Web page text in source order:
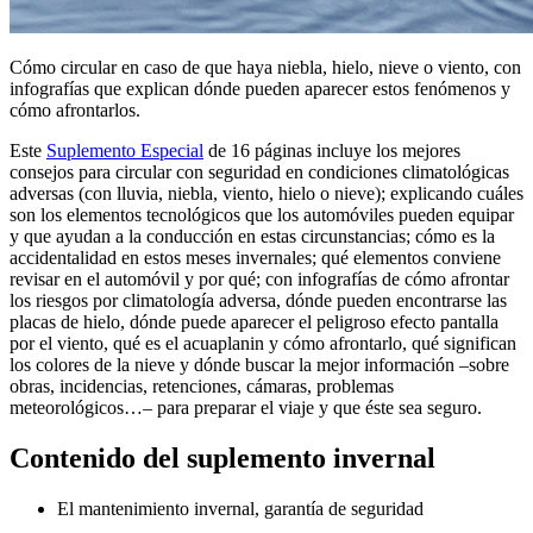
Cómo circular en caso de que haya niebla, hielo, nieve o viento, con
infografías que explican dónde pueden aparecer estos fenómenos y
cómo afrontarlos.
Este Suplemento Especial de 16 páginas incluye los mejores
consejos para circular con seguridad en condiciones climatológicas
adversas (con lluvia, niebla, viento, hielo o nieve); explicando cuáles
son los elementos tecnológicos que los automóviles pueden equipar
y que ayudan a la conducción en estas circunstancias; cómo es la
accidentalidad en estos meses invernales; qué elementos conviene
revisar en el automóvil y por qué; con infografías de cómo afrontar
los riesgos por climatología adversa, dónde pueden encontrarse las
placas de hielo, dónde puede aparecer el peligroso efecto pantalla
por el viento, qué es el acuaplanin y cómo afrontarlo, qué significan
los colores de la nieve y dónde buscar la mejor información –sobre
obras, incidencias, retenciones, cámaras, problemas
meteorológicos…– para preparar el viaje y que éste sea seguro.
Contenido del suplemento invernal
El mantenimiento invernal, garantía de seguridad